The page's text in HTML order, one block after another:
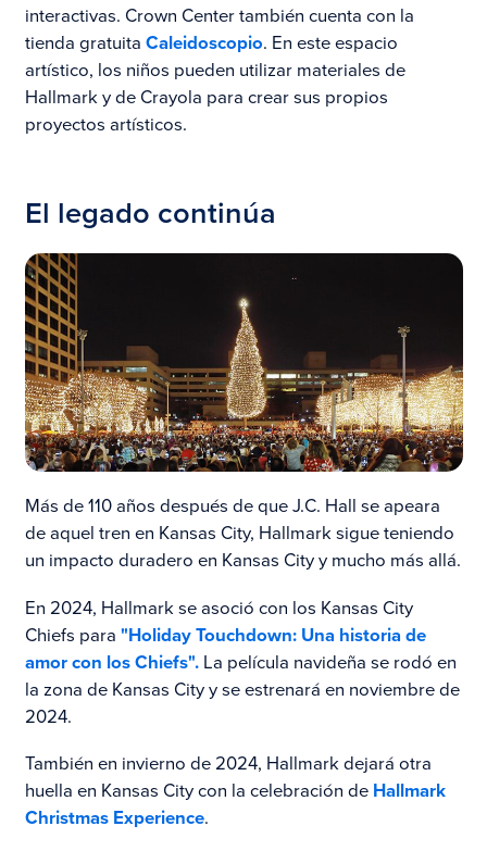
interactivas. Crown Center también cuenta con la
tienda gratuita Caleidoscopio. En este espacio
artístico, los niños pueden utilizar materiales de
Hallmark y de Crayola para crear sus propios
proyectos artísticos.
El legado continúa
Más de 110 años después de que J.C. Hall se apeara
de aquel tren en Kansas City, Hallmark sigue teniendo
un impacto duradero en Kansas City y mucho más allá.
En 2024, Hallmark se asoció con los Kansas City
Chiefs para "Holiday Touchdown: Una historia de
amor con los Chiefs".La película navideña se rodó en
la zona de Kansas City y se estrenará en noviembre de
2024.
También en invierno de 2024, Hallmark dejará otra
huella en Kansas City con la celebración de Hallmark
Christmas Experience.